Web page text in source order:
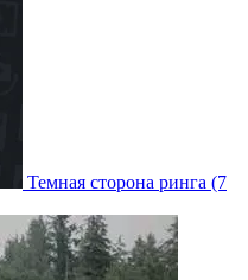
Темная сторона ринга (7